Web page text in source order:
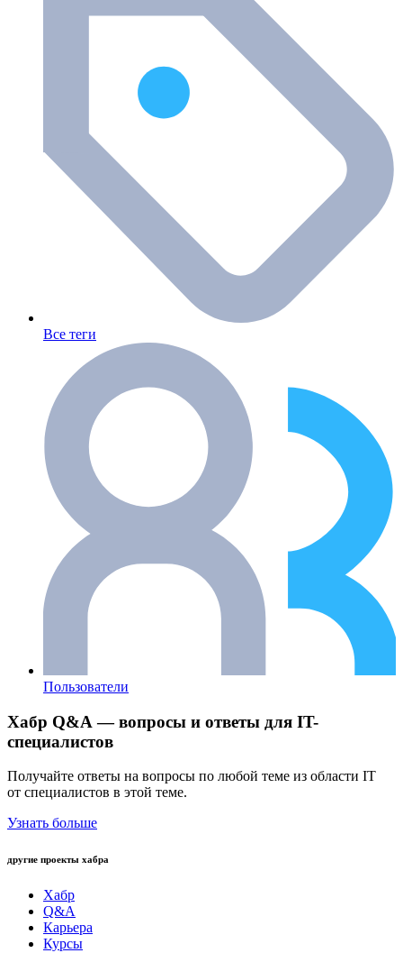
Все теги
Пользователи
Хабр Q&A — вопросы и ответы для IT-
специалистов
Получайте ответы на вопросы по любой теме из области IT
от специалистов в этой теме.
Узнать больше
другие проекты хабра
Хабр
Q&A
Карьера
Курсы